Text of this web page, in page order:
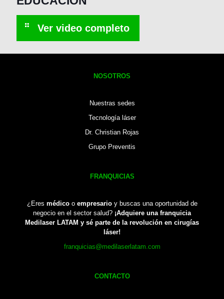
NOSOTROS
Nuestras sedes
Tecnología láser
Dr. Christian Rojas
Grupo Preventis
FRANQUICIAS
¿Eres médicoo empresarioy buscas una oportunidad de
negocio en el sector salud? ¡Adquiere una franquicia
Medilaser LATAM y sé parte de la revolución en cirugías
láser!
franquicias@medilaserlatam.com
CONTACTO